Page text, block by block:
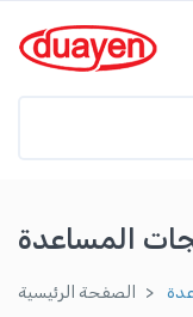
المساعدة
الصفحة الرئيسية